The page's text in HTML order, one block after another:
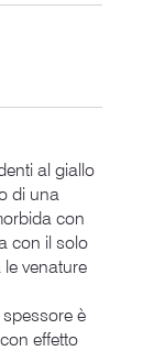
al giallo
di una
con
con il solo
venature
è
effetto